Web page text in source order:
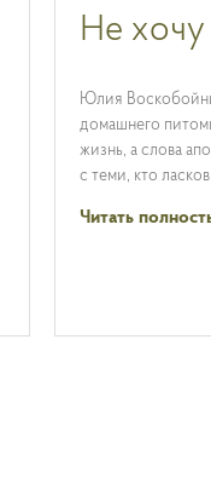
Не хочу
Юлия
домашнего
жизнь, а слова
с теми, кто
Читать